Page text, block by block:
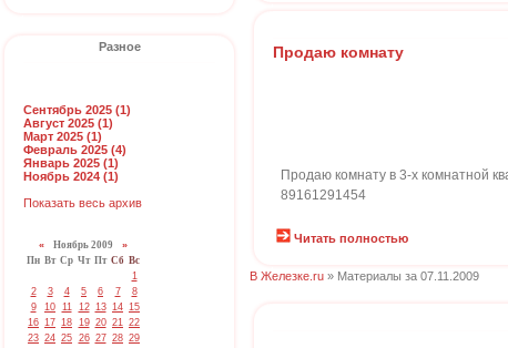
Разное
Сентябрь 2025 (1)
Август 2025 (1)
Март 2025 (1)
Февраль 2025 (4)
Январь 2025 (1)
Ноябрь 2024 (1)
Показать весь архив
« Ноябрь 2009 »
Пн Вт Ср Чт Пт Сб Вс
1
2
3 4 5 6 7
8
9
10 11 12 13 14 15
16 17 18 19 20 21 22
23 24 25 26 27 28 29
Продаю комнату
Продаю комнату в 3-х комнатной
89161291454
Читать полностью
В Железке.ru » Материалы за 07.11.2009